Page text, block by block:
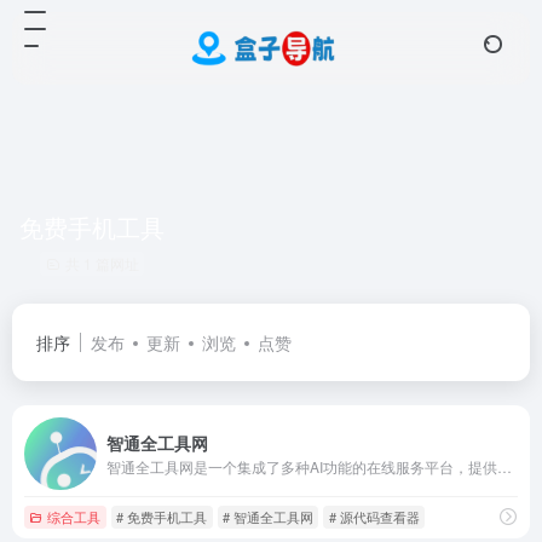
排序 发布 更新 浏览 点赞
智通全工具网
综合工具 # 免费手机工具 # 智通全工具网 # 源代码查看器